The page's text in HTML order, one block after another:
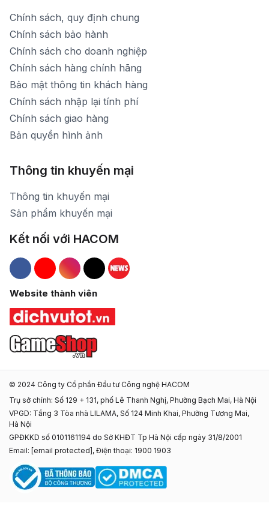
Chính sách, quy định chung
Chính sách bảo hành
Chính sách cho doanh nghiệp
Chính sách hàng chính hãng
Bảo mật thông tin khách hàng
Chính sách nhập lại tính phí
Chính sách giao hàng
Bản quyền hình ảnh
Thông tin khuyến mại
Thông tin khuyến mại
Sản phẩm khuyến mại
Kết nối với HACOM
Hacom Facebook
Hacom YouTube
Hacom Instagram
Hacom TikTok
Website thành viên
© 2024 Công ty Cổ phần Đầu tư Công nghệ HACOM
Trụ sở chính: Số 129 + 131, phố Lê Thanh Nghị, Phường Bạch Mai, Hà Nội
VPGD: Tầng 3 Tòa nhà LILAMA, Số 124 Minh Khai, Phường Tương Mai,
Hà Nội
GPĐKKD số 0101161194 do Sở KHĐT Tp Hà Nội cấp ngày 31/8/2001
Email: [email protected] , Điện thoại: 1900 1903